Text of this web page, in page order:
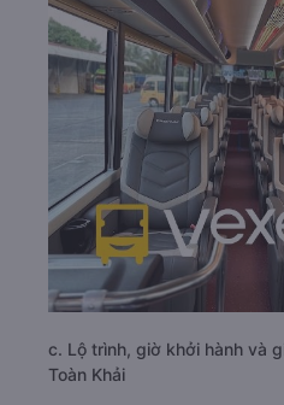
c. Lộ trình, giờ khởi hành và
Toàn Khải